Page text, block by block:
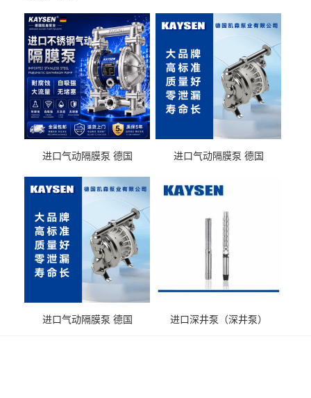
进口气动隔膜泵 德国
送气动泵
进口气动隔膜泵 德国
输送
进口气动隔膜泵 德国
进口深井泵（深井泵）